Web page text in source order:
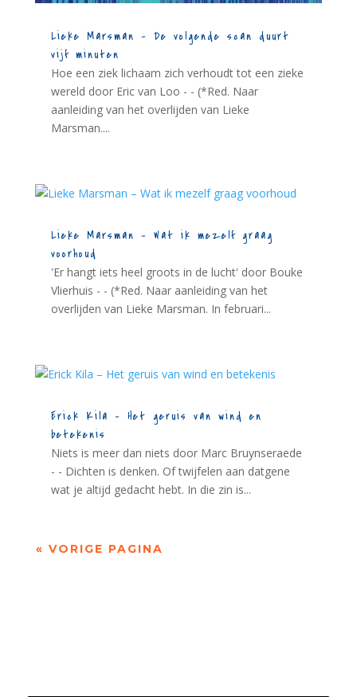
Lieke Marsman – De volgende scan duurt
vijf minuten
Hoe een ziek lichaam zich verhoudt tot een zieke
wereld door Eric van Loo - - (*Red. Naar
aanleiding van het overlijden van Lieke
Marsman....
Lieke Marsman – Wat ik mezelf graag
voorhoud
'Er hangt iets heel groots in de lucht' door Bouke
Vlierhuis - - (*Red. Naar aanleiding van het
overlijden van Lieke Marsman. In februari...
Erick Kila – Het geruis van wind en
betekenis
Niets is meer dan niets door Marc Bruynseraede
- - Dichten is denken. Of twijfelen aan datgene
wat je altijd gedacht hebt. In die zin is...
« VORIGE PAGINA